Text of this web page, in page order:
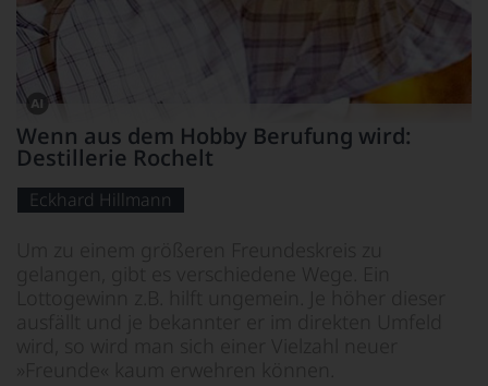
Dieses
Bild
wurde
von
KI
Wenn aus dem Hobby Berufung wird:
Destillerie Rochelt
Eckhard Hillmann